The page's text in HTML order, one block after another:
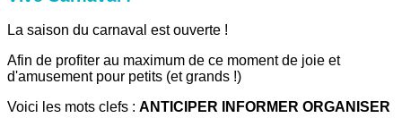
La saison du carnaval est ouverte !
Afin de profiter au maximum de ce moment de joie et
d'amusement pour petits (et grands !)
Voici les mots clefs : ANTICIPER INFORMER ORGANISER